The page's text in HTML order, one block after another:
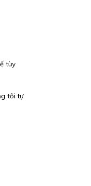
tùy
tôi tự